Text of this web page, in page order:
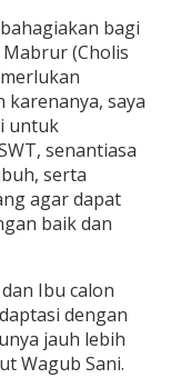
bagi
Mabrur (Cholis
karenanya, saya
untuk
senantiasa
serta
agar dapat
baik dan
Ibu calon
dengan
jauh lebih
Wagub Sani.